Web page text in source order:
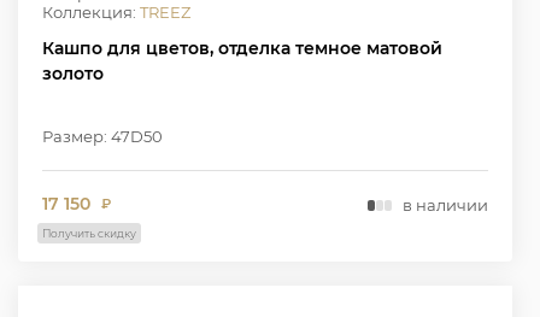
Коллекция: TREEZ
Кашпо для цветов, отделка темное матовой
золото
Размер: 47D50
17 150 ₽ в наличии
Получить скидку